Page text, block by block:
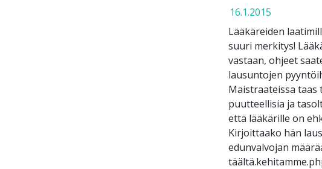
16.1.2015
Lääkäreiden
suuri merkitys!
vastaan, ohjeet
lausuntojen
Maistraateissa
puutteellisia ja
että lääkärille on
Kirjoittaako hän
edunvalvojan